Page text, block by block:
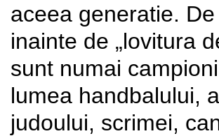
aceea generatie.
inainte de „lovitura
sunt numai
lumea handbalului,
judoului, scrimei,